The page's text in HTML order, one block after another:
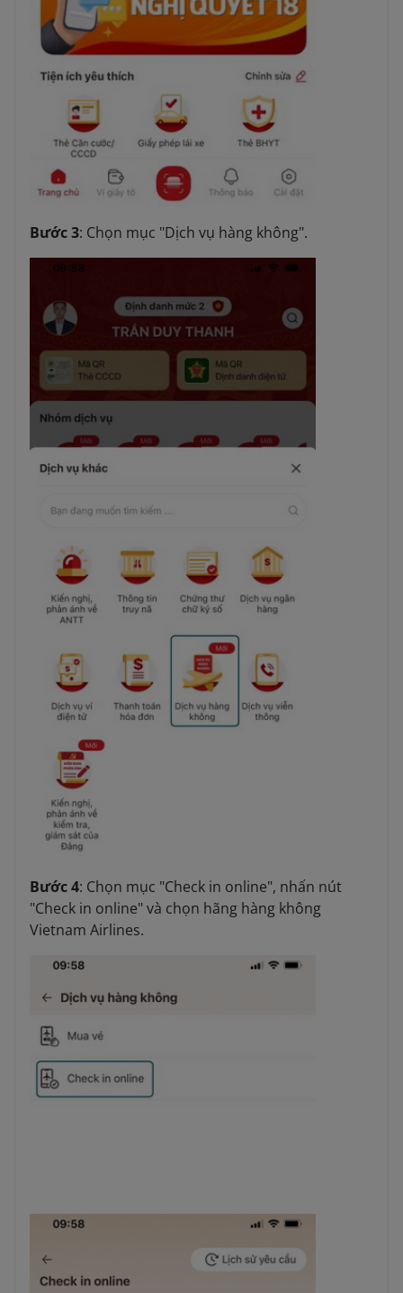
Bước 3: Chọn mục "Dịch vụ hàng không".
Bước 4: Chọn mục "Check in online", nhấn nút
"Check in online" và chọn hãng hàng không
Vietnam Airlines.